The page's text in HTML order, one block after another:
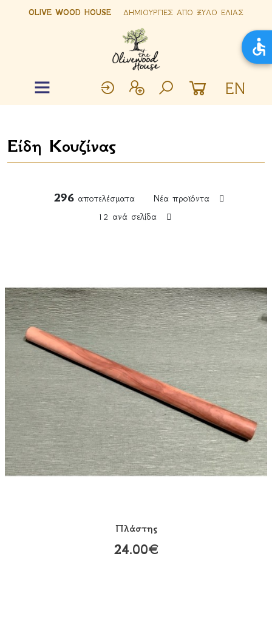
OLIVE WOOD HOUSE ΔΗΜΙΟΥΡΓΙΕΣ ΑΠΟ ΞΥΛΟ ΕΛΙΑΣ
EN
Είδη Κουζίνας
296 αποτελέσματα
Νέα προϊόντα
12 ανά σελίδα
Πλάστης
24.00€